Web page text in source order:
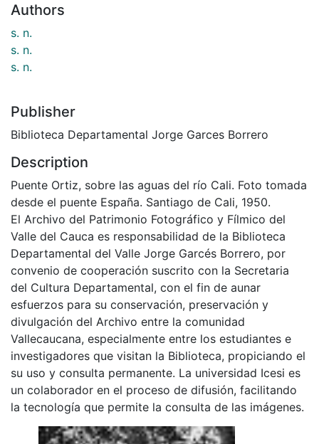
Authors
s. n.
s. n.
s. n.
Publisher
Biblioteca Departamental Jorge Garces Borrero
Description
Puente Ortiz, sobre las aguas del río Cali. Foto tomada
desde el puente España. Santiago de Cali, 1950.
El Archivo del Patrimonio Fotográfico y Fílmico del
Valle del Cauca es responsabilidad de la Biblioteca
Departamental del Valle Jorge Garcés Borrero, por
convenio de cooperación suscrito con la Secretaria
del Cultura Departamental, con el fin de aunar
esfuerzos para su conservación, preservación y
divulgación del Archivo entre la comunidad
Vallecaucana, especialmente entre los estudiantes e
investigadores que visitan la Biblioteca, propiciando el
su uso y consulta permanente. La universidad Icesi es
un colaborador en el proceso de difusión, facilitando
la tecnología que permite la consulta de las imágenes.